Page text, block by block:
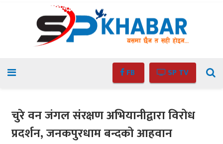
FB SP TV
चुरे वन जंगल संंरक्षण अभियानीद्वारा विरोध
प्रदर्शन, जनकपुरधाम बन्दको आहवान